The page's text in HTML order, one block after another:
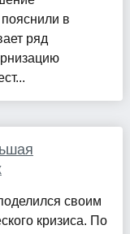
в
ряд
своим
кризиса. По